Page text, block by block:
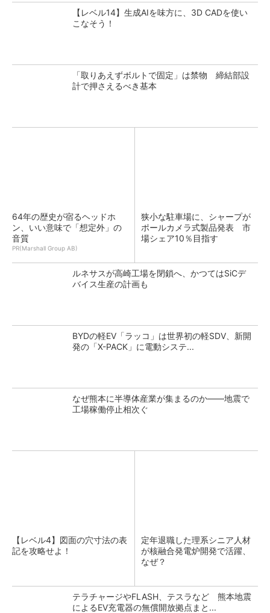
【レベル14】生成AIを味方に、3D CADを使い
こなそう！
「取りあえずボルトで固定」は禁物 締結部設
計で押さえるべき基本
64年の歴史が宿るヘッドホ
ン、いい意味で「想定外」の
音質
PR(Marshall Group AB)
狭小な駐車場に、シャープが
ポールカメラ式製品発表 市
場シェア10％目指す
ルネサスが高崎工場を閉鎖へ、かつてはSiCデ
バイス生産の計画も
BYDの軽EV「ラッコ」は世界初の軽SDV、新開
発の「X-PACK」に電動システ...
なぜ熊本に半導体産業が集まるのか――地震で
工場稼働停止相次ぐ
【レベル4】図面の穴寸法の表
記を攻略せよ！
定年退職した理系シニア人材
が核融合発電炉開発で活躍、
なぜ？
テラチャージやFLASH、テスラなど 熊本地震
によるEV充電器の無償開放拠点まと...